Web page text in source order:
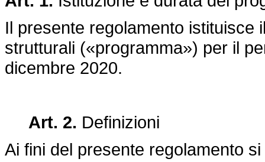
Il presente regolamento istituisce
strutturali («programma») per il
dicembre 2020.
Art. 2. Definizioni
Ai fini del presente regolamento